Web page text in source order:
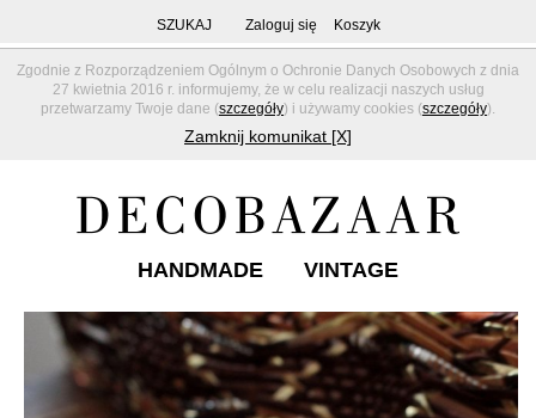
Zgodnie z Rozporządzeniem Ogólnym o Ochronie Danych Osobowych z dnia
27 kwietnia 2016 r. informujemy, że w celu realizacji naszych usług
przetwarzamy Twoje dane (szczegóły) i używamy cookies (szczegóły).
Zamknij komunikat [X]
SZUKAJ Zaloguj się Koszyk
HANDMADE VINTAGE